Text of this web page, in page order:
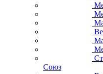
Союз